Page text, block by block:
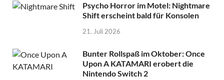
Psycho Horror im Motel: Nightmare
Shift erscheint bald für Konsolen
21. Juli 2026
Bunter Rollspaß im Oktober: Once
Upon A KATAMARI erobert die
Nintendo Switch 2